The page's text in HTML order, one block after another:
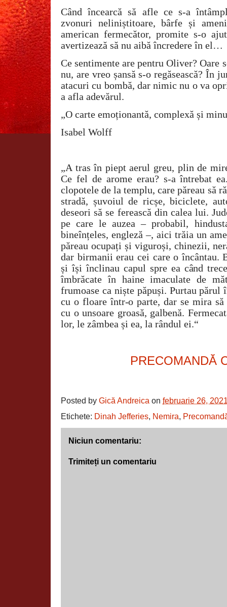
Când încearcă să afle ce s-a
zvonuri neliniștitoare, bârfe și
american fermecător, promite s-o
avertizează să nu aibă încredere în el…
Ce sentimente are pentru Oliver? Oare
nu, are vreo șansă s-o regăsească? În
atacuri cu bombă, dar nimic nu o va
a afla adevărul.
„O carte emoționantă, complexă și
Isabel Wolff
„A tras în piept aerul greu, plin de
Ce fel de arome erau? s-a întrebat
clopotele de la templu, care păreau să
stradă, șuvoiul de ricșe, biciclete,
deseori să se ferească din calea lui.
pe care le auzea – probabil,
bineînțeles, engleză –, aici trăia un
păreau ocupați și viguroși, chinezii,
dar birmanii erau cei care o
și își înclinau capul spre ea când
îmbrăcate în haine imaculate de
frumoase ca niște păpuși. Purtau
cu o floare într-o parte, dar se mira să
cu o unsoare groasă, galbenă.
lor, le zâmbea și ea, la rândul ei.“
PRECOMANDĂ
Posted by Gică Andreica on februarie 26,
Etichete: Dinah Jefferies, Nemira,
Niciun comentariu:
Trimiteți un comentariu